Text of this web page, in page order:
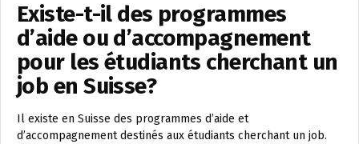
Existe-t-il des programmes
d’aide ou d’accompagnement
pour les étudiants cherchant un
job en Suisse?
Il existe en Suisse des programmes d’aide et
d’accompagnement destinés aux étudiants cherchant un job.